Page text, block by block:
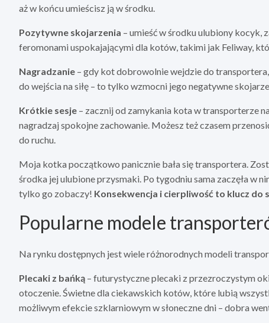
aż w końcu umieścisz ją w środku.
Pozytywne skojarzenia – umieść w środku ulubiony kocyk,
feromonami uspokajającymi dla kotów, takimi jak Feliway,
Nagradzanie – gdy kot dobrowolnie wejdzie do
do wejścia na siłę – to tylko wzmocni jego negatywne
Krótkie sesje – zacznij od zamykania kota w transporterze
nagradzaj spokojne zachowanie. Możesz też czasem
do ruchu.
Moja kotka początkowo panicznie bała się transportera.
środka jej ulubione przysmaki. Po tygodniu sama zaczęła w
tylko go zobaczy! Konsekwencja i cierpliwość to klucz
Popularne modele
Na rynku dostępnych jest wiele różnorodnych modeli
Plecaki z bańką – futurystyczne plecaki z przezroczystym
otoczenie. Świetne dla ciekawskich kotów, które lubią
możliwym efekcie szklarniowym w słoneczne dni – dobra